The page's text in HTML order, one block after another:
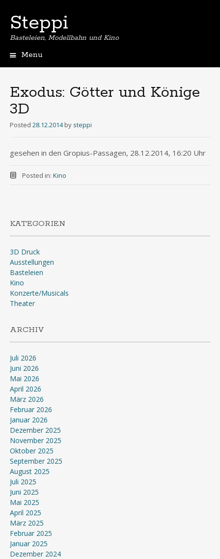
Steppi
Basteleien, Modellbahn und Kino
Menu
Exodus: Götter und Könige
3D
Posted 28.12.2014 by steppi
gesehen in den Gropius-Passagen, 28.12.2014, 16:20 Uhr
Posted in: Kino
KATEGORIEN
3D Druck
Ausstellungen
Basteleien
Kino
Konzerte/Musicals
Theater
ARCHIV
Juli 2026
Juni 2026
Mai 2026
April 2026
März 2026
Februar 2026
Januar 2026
Dezember 2025
November 2025
Oktober 2025
September 2025
August 2025
Juli 2025
Juni 2025
Mai 2025
April 2025
März 2025
Februar 2025
Januar 2025
Dezember 2024